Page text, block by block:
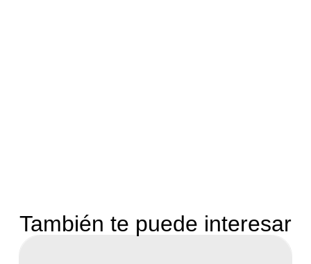
También te puede interesar